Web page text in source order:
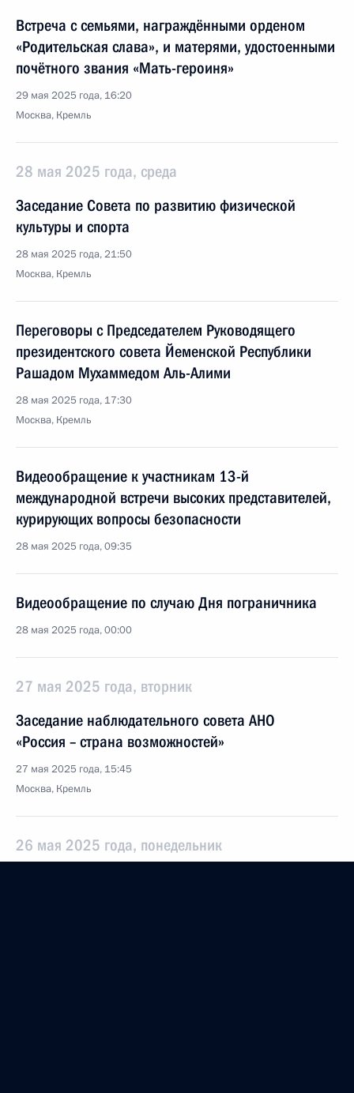
Встреча с семьями, награждёнными орденом
«Родительская слава», и матерями, удостоенными
почётного звания «Мать-героиня»
29 мая 2025 года, 16:20
Москва, Кремль
28 мая 2025 года, среда
Заседание Совета по развитию физической
культуры и спорта
28 мая 2025 года, 21:50
Москва, Кремль
Переговоры с Председателем Руководящего
президентского совета Йеменской Республики
Рашадом Мухаммедом Аль-Алими
28 мая 2025 года, 17:30
Москва, Кремль
Видеообращение к участникам 13-й
международной встречи высоких представителей,
курирующих вопросы безопасности
28 мая 2025 года, 09:35
Видеообращение по случаю Дня пограничника
28 мая 2025 года, 00:00
27 мая 2025 года, вторник
Заседание наблюдательного совета АНО
«Россия – страна возможностей»
27 мая 2025 года, 15:45
Москва, Кремль
26 мая 2025 года, понедельник